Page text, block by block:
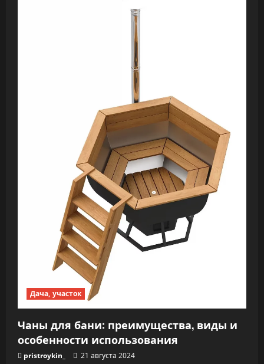
Дача, участок
Чаны для бани: преимущества, виды и
особенности использования
pristroykin_ 21 августа 2024